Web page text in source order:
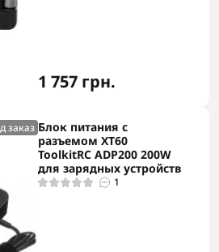
1 757 грн.
заказ Блок питания с
разъемом XT60
ToolkitRC ADP200 200W
для зарядных устройств
1